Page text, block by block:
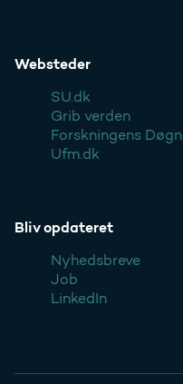
Websteder
SU.dk
Grib verden
Forskningens Døgn
Ufm.dk
Bliv opdateret
Nyhedsbreve
Job
LinkedIn